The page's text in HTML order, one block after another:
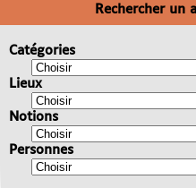
Rechercher un
Catégories
Lieux
Notions
Personnes